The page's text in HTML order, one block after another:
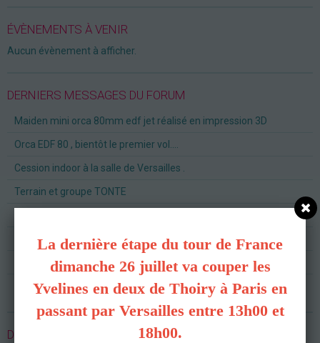
ÉVÈNEMENTS À VENIR
Aucun évènement à afficher.
DERNIERS MESSAGES DU FORUM
Maiden mini orca 80mm edf jet réalisé en impression 3D
Orca EDF 80 , bientôt le premier vol....
Cession indoor à la salle de Versailles .
Terrain et groupe TONTE
Hélico école arrivé !
Retrousse manches rénovation piste 2024
C'est reparti !
DERNIÈRES PHOTOS
La dernière étape du tour de France
dimanche 26 juillet va couper les
Yvelines en deux de Thoiry à Paris en
passant par Versailles entre 13h00 et
18h00.